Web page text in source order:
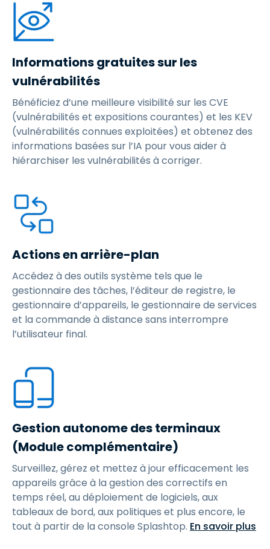
Informations gratuites sur les
vulnérabilités
Bénéficiez d’une meilleure visibilité sur les CVE
(vulnérabilités et expositions courantes) et les KEV
(vulnérabilités connues exploitées) et obtenez des
informations basées sur l’IA pour vous aider à
hiérarchiser les vulnérabilités à corriger.
Actions en arrière-plan
Accédez à des outils système tels que le
gestionnaire des tâches, l’éditeur de registre, le
gestionnaire d’appareils, le gestionnaire de services
et la commande à distance sans interrompre
l’utilisateur final.
Gestion autonome des terminaux
(Module complémentaire)
Surveillez, gérez et mettez à jour efficacement les
appareils grâce à la gestion des correctifs en
temps réel, au déploiement de logiciels, aux
tableaux de bord, aux politiques et plus encore, le
tout à partir de la console Splashtop. En savoir plus